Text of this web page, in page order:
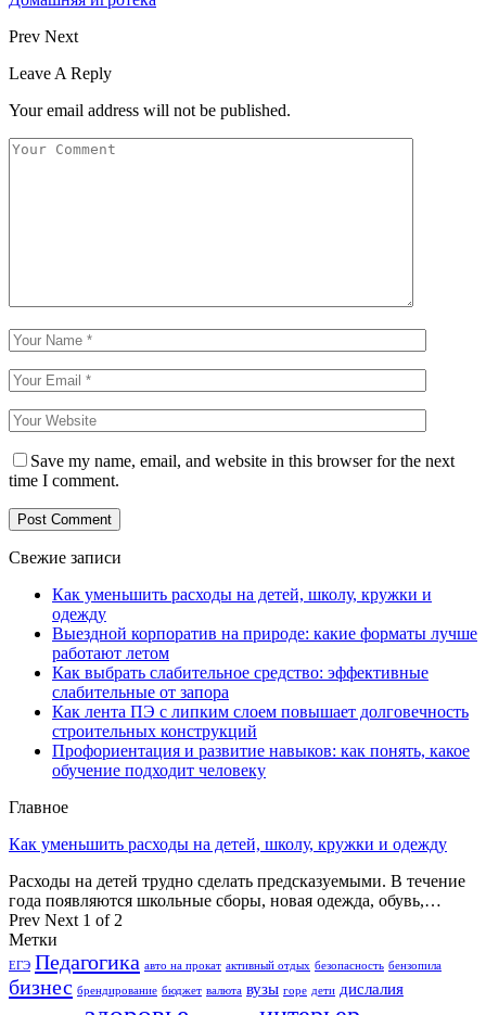
Prev Next
Leave A Reply
Your email address will not be published.
Save my name, email, and website in this browser for the next
time I comment.
Свежие записи
Как уменьшить расходы на детей, школу, кружки и
одежду
Выездной корпоратив на природе: какие форматы лучше
работают летом
Как выбрать слабительное средство: эффективные
слабительные от запора
Как лента ПЭ с липким слоем повышает долговечность
строительных конструкций
Профориентация и развитие навыков: как понять, какое
обучение подходит человеку
Главное
Как уменьшить расходы на детей, школу, кружки и одежду
Расходы на детей трудно сделать предсказуемыми. В течение
года появляются школьные сборы, новая одежда, обувь,…
Prev Next 1 of 2
Метки
ЕГЭ Педагогика авто на прокат активный отдых безопасность бензопила
бизнес брендирование бюджет валюта вузы горе дети дислалия